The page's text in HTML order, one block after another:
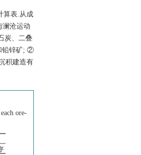
算表.从成
沧运动
炭、二叠
铅锌矿; ②
积建造有
ore-